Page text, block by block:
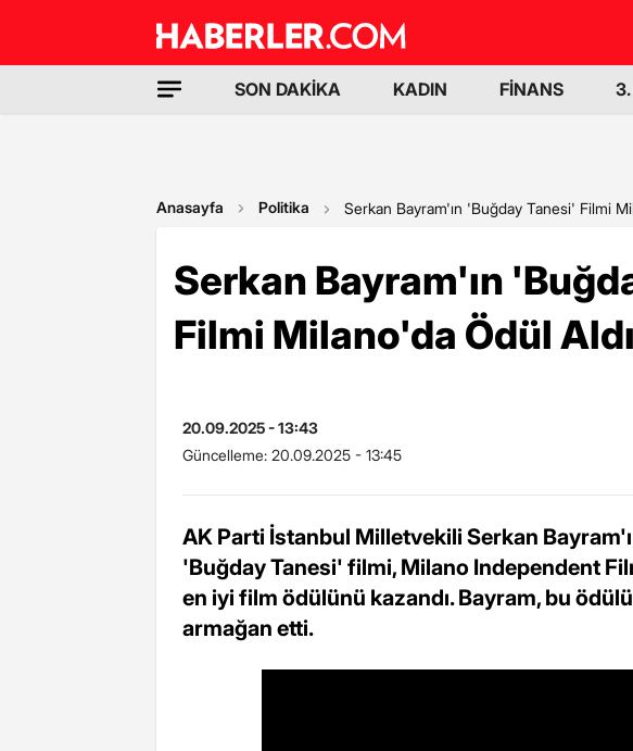
SON DAKİKA KADIN FİNANS
Anasayfa Politika Serkan Bayram'ın 'Buğday Tanesi' Filmi
Serkan Bayram'ın
Filmi Milano'da Ödül Aldı
20.09.2025 - 13:43
Güncelleme: 20.09.2025 - 13:45
AK Parti İstanbul Milletvekili Serkan
'Buğday Tanesi' filmi, Milano Independent
en iyi film ödülünü kazandı. Bayram, bu
armağan etti.